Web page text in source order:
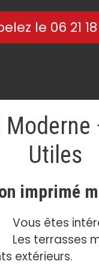
le 06 21
Utiles
imprimé
Vous êtes
Les terrasses
extérieurs.